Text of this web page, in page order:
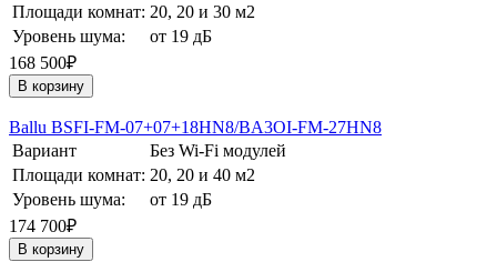
Площади комнат: 20, 20 и 30 м2
Уровень шума:
от 19 дБ
168 500₽
В корзину
Ballu BSFI-FM-07+07+18HN8/BA3OI-FM-27HN8
Вариант
Без Wi-Fi модулей
Площади комнат: 20, 20 и 40 м2
Уровень шума:
от 19 дБ
174 700₽
В корзину